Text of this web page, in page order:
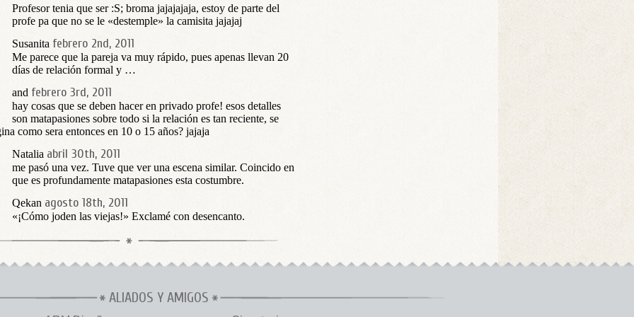
Profesor tenia que ser :S; broma jajajajaja, estoy de parte del
profe pa que no se le «destemple» la camisita jajajaj
Susanita febrero 2nd, 2011
Me parece que la pareja va muy rápido, pues apenas llevan 20
días de relación formal y …
and febrero 3rd, 2011
hay cosas que se deben hacer en privado profe! esos detalles
son matapasiones sobre todo si la relación es tan reciente, se
como sera entonces en 10 o 15 años? jajaja
Natalia abril 30th, 2011
me pasó una vez. Tuve que ver una escena similar. Coincido en
que es profundamente matapasiones esta costumbre.
Qekan agosto 18th, 2011
«¡Cómo joden las viejas!» Exclamé con desencanto.
ALIADOS Y AMIGOS